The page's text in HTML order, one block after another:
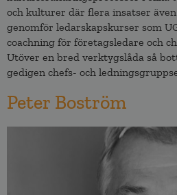
och kulturer där flera insatser
genomför ledarskapskurser som
coachning för företagsledare och
Utöver en bred verktygslåda så
gedigen chefs- och
Peter Boström